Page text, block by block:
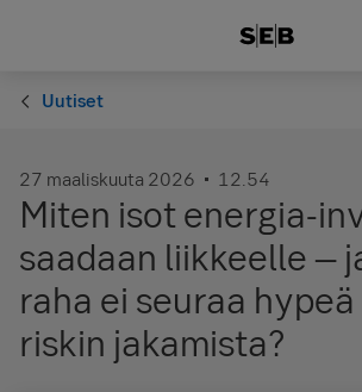
Uutiset
27 maaliskuuta 2026 12.54
Miten isot energia-
saadaan liikkeelle –
raha ei seuraa
riskin jakamista?